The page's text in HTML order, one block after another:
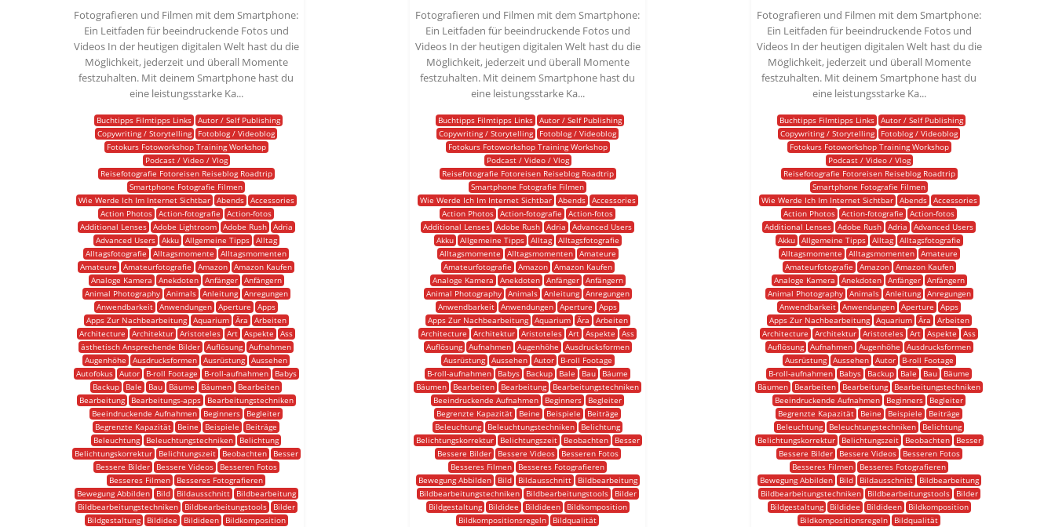
Fotografieren und Filmen mit dem Smartphone:
Ein Leitfaden für beeindruckende Fotos und
Videos In der heutigen digitalen Welt hast du die
Möglichkeit, jederzeit und überall Momente
festzuhalten. Mit deinem Smartphone hast du
eine leistungsstarke Ka...
Buchtipps Filmtipps Links
Autor / Self Publishing
Copywriting / Storytelling
Fotoblog / Videoblog
Fotokurs Fotoworkshop Training Workshop
Podcast / Video / Vlog
Reisefotografie Fotoreisen Reiseblog Roadtrip
Smartphone Fotografie Filmen
Wie Werde Ich Im Internet Sichtbar
Abends
Accessories
Action Photos Action-fotografie
Action-fotos
Additional Lenses
Adobe Lightroom Adobe Rush
Adria
Advanced Users
Akku Allgemeine Tipps
Alltag
Alltagsfotografie
Alltagsmomente
Alltagsmomenten
Amateure
Amateurfotografie Amazon Amazon Kaufen
Analoge Kamera
Anekdoten Anfänger
Anfängern
Animal Photography
Animals Anleitung
Anregungen
Anwendbarkeit Anwendungen Aperture
Apps
Apps Zur Nachbearbeitung
Aquarium Ära
Arbeiten
Architecture
Architektur Aristoteles Art Aspekte
Ass
ästhetisch Ansprechende Bilder Auflösung Aufnahmen
Augenhöhe
Ausdrucksformen Ausrüstung Aussehen
Autofokus
Autor B-roll Footage B-roll-aufnahmen
Babys
Backup
Bale Bau Bäume Bäumen
Bearbeiten
Bearbeitung
Bearbeitungs-apps
Bearbeitungstechniken
Beeindruckende Aufnahmen
Beginners
Begleiter
Begrenzte Kapazität
Beine Beispiele
Beiträge
Beleuchtung
Beleuchtungstechniken
Belichtung
Belichtungskorrektur
Belichtungszeit Beobachten
Besser
Bessere Bilder
Bessere Videos
Besseren Fotos
Besseres Filmen
Besseres Fotografieren
Bewegung Abbilden
Bild Bildausschnitt
Bildbearbeitung
Bildbearbeitungstechniken
Bildbearbeitungstools
Bilder
Bildgestaltung
Bildidee Bildideen
Bildkomposition
Fotografieren und Filmen mit dem Smartphone:
Ein Leitfaden für beeindruckende Fotos und
Videos In der heutigen digitalen Welt hast du die
Möglichkeit, jederzeit und überall Momente
festzuhalten. Mit deinem Smartphone hast du
eine leistungsstarke Ka...
Buchtipps Filmtipps Links
Autor / Self Publishing
Copywriting / Storytelling
Fotoblog / Videoblog
Fotokurs Fotoworkshop Training Workshop
Podcast / Video / Vlog
Reisefotografie Fotoreisen Reiseblog Roadtrip
Smartphone Fotografie Filmen
Wie Werde Ich Im Internet Sichtbar
Abends
Accessories
Action Photos Action-fotografie
Action-fotos
Additional Lenses Adobe Rush Adria
Advanced Users
Akku
Allgemeine Tipps Alltag
Alltagsfotografie
Alltagsmomente
Alltagsmomenten
Amateure
Amateurfotografie
Amazon
Amazon Kaufen
Analoge Kamera
Anekdoten Anfänger
Anfängern
Animal Photography
Animals Anleitung
Anregungen
Anwendbarkeit Anwendungen Aperture
Apps
Apps Zur Nachbearbeitung
Aquarium Ära
Arbeiten
Architecture
Architektur Aristoteles Art Aspekte
Ass
Auflösung
Aufnahmen Augenhöhe
Ausdrucksformen
Ausrüstung
Aussehen Autor
B-roll Footage
B-roll-aufnahmen
Babys Backup Bale Bau
Bäume
Bäumen
Bearbeiten Bearbeitung
Bearbeitungstechniken
Beeindruckende Aufnahmen
Beginners
Begleiter
Begrenzte Kapazität
Beine Beispiele
Beiträge
Beleuchtung
Beleuchtungstechniken
Belichtung
Belichtungskorrektur
Belichtungszeit Beobachten
Besser
Bessere Bilder
Bessere Videos
Besseren Fotos
Besseres Filmen
Besseres Fotografieren
Bewegung Abbilden
Bild Bildausschnitt
Bildbearbeitung
Bildbearbeitungstechniken
Bildbearbeitungstools
Bilder
Bildgestaltung
Bildidee Bildideen
Bildkomposition
Bildkompositionsregeln
Bildqualität
Fotografieren und Filmen mit dem Smartphone:
Ein Leitfaden für beeindruckende Fotos und
Videos In der heutigen digitalen Welt hast du die
Möglichkeit, jederzeit und überall Momente
festzuhalten. Mit deinem Smartphone hast du
eine leistungsstarke Ka...
Buchtipps Filmtipps Links
Autor / Self Publishing
Copywriting / Storytelling
Fotoblog / Videoblog
Fotokurs Fotoworkshop Training Workshop
Podcast / Video / Vlog
Reisefotografie Fotoreisen Reiseblog Roadtrip
Smartphone Fotografie Filmen
Wie Werde Ich Im Internet Sichtbar
Abends
Accessories
Action Photos Action-fotografie
Action-fotos
Additional Lenses Adobe Rush Adria
Advanced Users
Akku
Allgemeine Tipps Alltag
Alltagsfotografie
Alltagsmomente
Alltagsmomenten
Amateure
Amateurfotografie
Amazon
Amazon Kaufen
Analoge Kamera
Anekdoten Anfänger
Anfängern
Animal Photography
Animals Anleitung
Anregungen
Anwendbarkeit Anwendungen Aperture
Apps
Apps Zur Nachbearbeitung
Aquarium Ära
Arbeiten
Architecture
Architektur Aristoteles Art Aspekte
Ass
Auflösung
Aufnahmen Augenhöhe
Ausdrucksformen
Ausrüstung
Aussehen Autor
B-roll Footage
B-roll-aufnahmen
Babys Backup Bale Bau
Bäume
Bäumen
Bearbeiten Bearbeitung
Bearbeitungstechniken
Beeindruckende Aufnahmen
Beginners
Begleiter
Begrenzte Kapazität
Beine Beispiele
Beiträge
Beleuchtung
Beleuchtungstechniken
Belichtung
Belichtungskorrektur
Belichtungszeit Beobachten
Besser
Bessere Bilder
Bessere Videos
Besseren Fotos
Besseres Filmen
Besseres Fotografieren
Bewegung Abbilden
Bild Bildausschnitt
Bildbearbeitung
Bildbearbeitungstechniken
Bildbearbeitungstools
Bilder
Bildgestaltung
Bildidee Bildideen
Bildkomposition
Bildkompositionsregeln
Bildqualität